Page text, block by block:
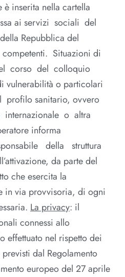
inserita nella cartella
ai servizi sociali del
Repubblica del
Situazioni di
corso del colloquio
o particolari
sanitario, ovvero
internazionale o altra
informa
della struttura
da parte del
che esercita la
in via provvisoria, di ogni
La privacy: il
connessi allo
effettuato nel rispetto dei
dal Regolamento
europeo del 27 aprile